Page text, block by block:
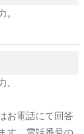
。
。
お電話にて回答